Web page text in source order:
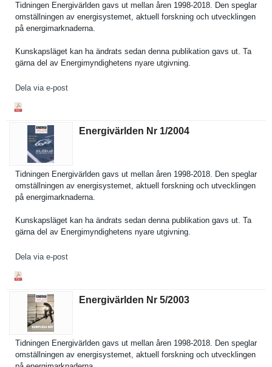
Tidningen Energivärl­den gavs ut mellan åren 1998-2018. Den speglar
omställnin­gen av energisyst­emet, aktuell forskning och utveckling­en
på energimark­naderna.
Kunskapslä­get kan ha ändrats sedan denna publikatio­n gavs ut. Ta
gärna del av Energimynd­ighetens nyare utgivning.
Dela via e-post
Energivärlden Nr 1/​2004
Tidningen Energivärl­den gavs ut mellan åren 1998-2018. Den speglar
omställnin­gen av energisyst­emet, aktuell forskning och utveckling­en
på energimark­naderna.
Kunskapslä­get kan ha ändrats sedan denna publikatio­n gavs ut. Ta
gärna del av Energimynd­ighetens nyare utgivning.
Dela via e-post
Energivärlden Nr 5/​2003
Tidningen Energivärl­den gavs ut mellan åren 1998-2018. Den speglar
omställnin­gen av energisyst­emet, aktuell forskning och utveckling­en